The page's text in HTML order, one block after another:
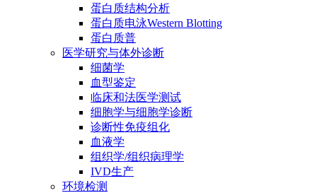
蛋白质结构分析
蛋白质电泳Western Blotting
蛋白质普
医学研究与体外诊断
细菌学
血型鉴定
临床和法医学测试
细胞学与细胞学诊断
诊断性免疫组化
血液学
组织学/组织病理学
IVD生产
环境检测